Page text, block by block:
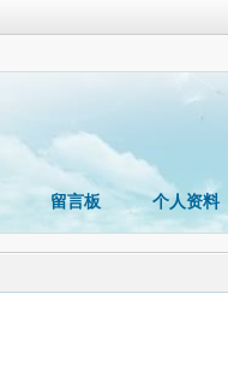
留言板 个人资料